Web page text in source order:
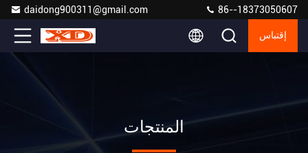
daidong900311@gmail.com 86--18373050607
إقتباس
المنتجات